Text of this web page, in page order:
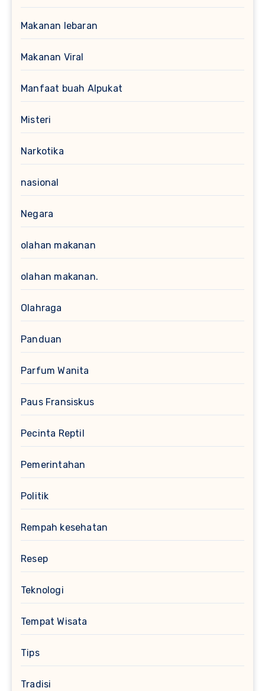
Makanan lebaran
Makanan Viral
Manfaat buah Alpukat
Misteri
Narkotika
nasional
Negara
olahan makanan
olahan makanan.
Olahraga
Panduan
Parfum Wanita
Paus Fransiskus
Pecinta Reptil
Pemerintahan
Politik
Rempah kesehatan
Resep
Teknologi
Tempat Wisata
Tips
Tradisi